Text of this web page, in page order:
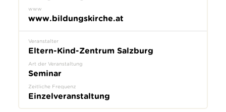
www
www.bildungskirche.at
Veranstalter
Eltern-Kind-Zentrum Salzburg
Art der Veranstaltung
Seminar
Zeitliche Frequenz
Einzelveranstaltung